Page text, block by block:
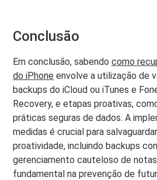
Conclusão
Em conclusão, sabendocomo
do iPhone envolve a utilização de
backups do iCloud ou iTunes e
Recovery, e etapas proativas,
práticas seguras de dados. A
medidas é crucial para
proatividade, incluindo backups
gerenciamento cauteloso de
fundamental na prevenção de